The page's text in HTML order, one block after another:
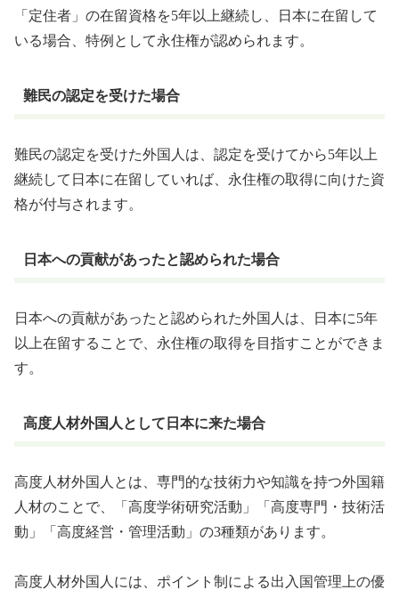
「定住者」の在留資格を5年以上継続し、日本に在留して
いる場合、特例として永住権が認められます。
難民の認定を受けた場合
難民の認定を受けた外国人は、認定を受けてから5年以上
継続して日本に在留していれば、永住権の取得に向けた資
格が付与されます。
日本への貢献があったと認められた場合
日本への貢献があったと認められた外国人は、日本に5年
以上在留することで、永住権の取得を目指すことができま
す。
高度人材外国人として日本に来た場合
高度人材外国人とは、専門的な技術力や知識を持つ外国籍
人材のことで、「高度学術研究活動」「高度専門・技術活
動」「高度経営・管理活動」の3種類があります。
高度人材外国人には、ポイント制による出入国管理上の優